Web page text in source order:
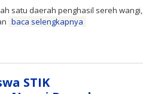
satu daerah penghasil sereh wangi,
baca selengkapnya
STIK